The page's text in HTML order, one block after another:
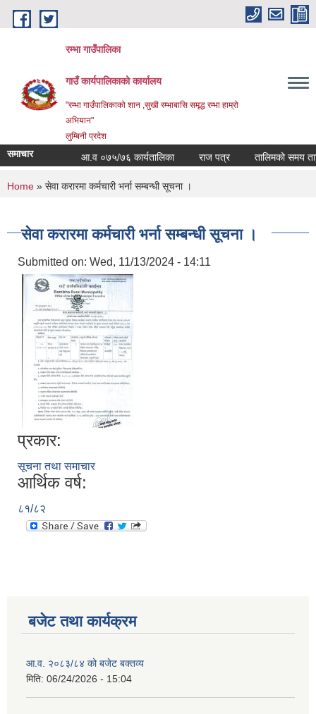
Skip to main content
रम्भा गाउँपालिका
गाउँ कार्यपालिकाको कार्यालय
"रम्भा गाउँपालिकाको शान ,सुखी रम्भाबासि समृद्ध रम्भा हाम्रो
अभियान"
लुम्बिनी प्रदेश
समाचार आ.व ०७५/७६ कार्यतालिका राज पत्र तालिमको समय
You are here
Home » सेवा करारमा कर्मचारी भर्ना सम्बन्धी सूचना ।
सेवा करारमा कर्मचारी भर्ना सम्बन्धी सूचना ।
Submitted on: Wed, 11/13/2024 - 14:11
प्रकार:
सूचना तथा समाचार
आर्थिक वर्ष:
८१/८२
बजेट तथा कार्यक्रम
आ.व. २०८३/८४ को बजेट बक्तव्य
मिति: 06/24/2026 - 15:04